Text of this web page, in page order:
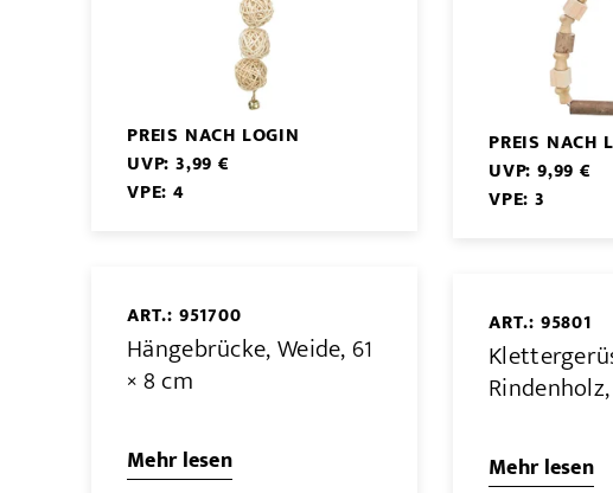
PREIS NACH LOGIN
UVP: 3,99 €
VPE: 4
PREIS NACH
UVP: 9,99 €
VPE: 3
ART.: 951700
Hängebrücke, Weide, 61
× 8 cm
Mehr lesen
ART.: 95801
Mehr lesen